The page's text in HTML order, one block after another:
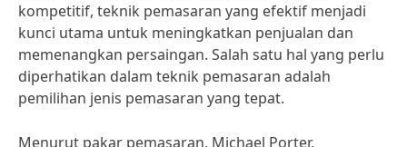
kompetitif, teknik pemasaran yang efektif menjadi
kunci utama untuk meningkatkan penjualan dan
memenangkan persaingan. Salah satu hal yang perlu
diperhatikan dalam teknik pemasaran adalah
pemilihan jenis pemasaran yang tepat.
Menurut pakar pemasaran, Michael Porter,